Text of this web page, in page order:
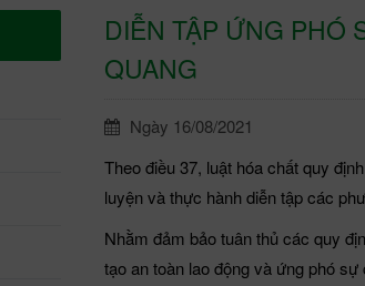
DIỄN TẬP ỨNG PHÓ
QUANG
Ngày 16/08/2021
Theo điều 37, luật hóa chất quy
luyện và thực hành diễn tập các
Nhằm đảm bảo tuân thủ các quy
tạo an toàn lao động và ứng phó